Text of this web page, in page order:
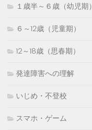
１歳半～６歳（幼児期）
６～12歳（児童期）
12～18歳（思春期）
発達障害への理解
いじめ・不登校
スマホ・ゲーム